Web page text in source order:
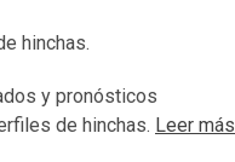
hinchas.
y pronósticos
de hinchas. Leer más